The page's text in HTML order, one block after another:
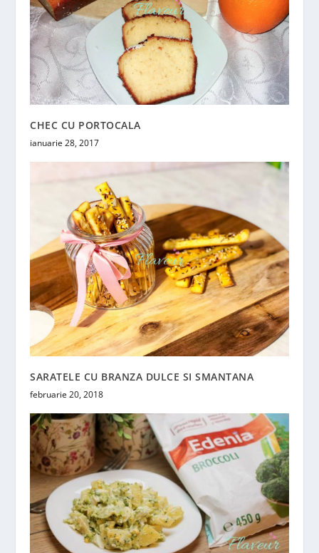
CHEC CU PORTOCALA
ianuarie 28, 2017
SARATELE CU BRANZA DULCE SI SMANTANA
februarie 20, 2018